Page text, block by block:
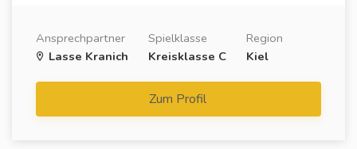
Ansprechpartner
Lasse Kranich
Spielklasse
Kreisklasse C
Region
Kiel
Zum Profil